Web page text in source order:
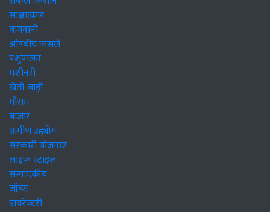
साक्षात्कार
बागवानी
औषधीय फसलें
पशुपालन
मशीनरी
खेती-बाड़ी
मौसम
बाजार
ग्रामीण उद्द्योग
सरकारी योजनाएं
लाइफ स्टाइल
सम्पादकीय
जॉब्स
डायरेक्टरी